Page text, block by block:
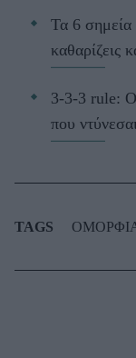
Τα 6 σημεία
καθαρίζεις
3-3-3 rule: Ο
που
TAGS